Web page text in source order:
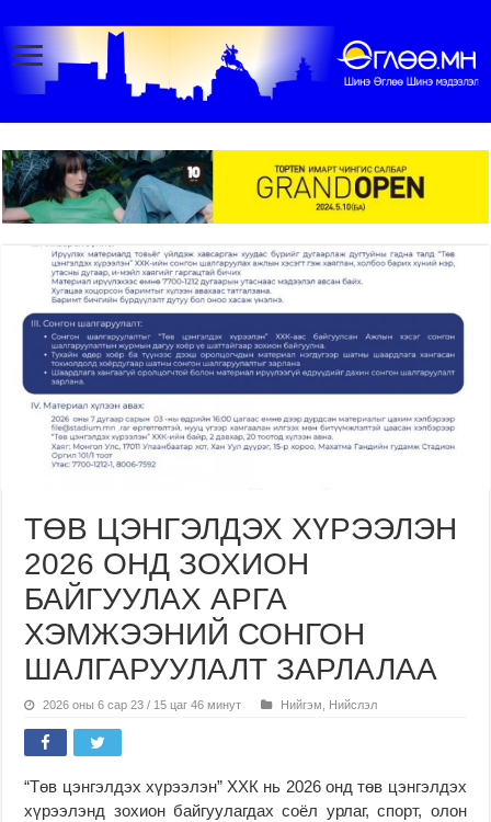
ТӨВ ЦЭНГЭЛДЭХ ХҮРЭЭЛЭН
2026 ОНД ЗОХИОН
БАЙГУУЛАХ АРГА
ХЭМЖЭЭНИЙ СОНГОН
ШАЛГАРУУЛАЛТ ЗАРЛАЛАА
2026 оны 6 сар 23 / 15 цаг 46 минут Нийгэм Нийслэл
“Төв цэнгэлдэх хүрээлэн” ХХК нь 2026 онд төв цэнгэлдэх
хүрээлэнд зохион байгуулагдах соёл урлаг, спорт, олон